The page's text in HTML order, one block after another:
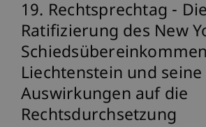
19. Rechtsprechtag - Die
Ratifizierung des New
Liechtenstein und seine
Auswirkungen auf die
Rechtsdurchsetzung